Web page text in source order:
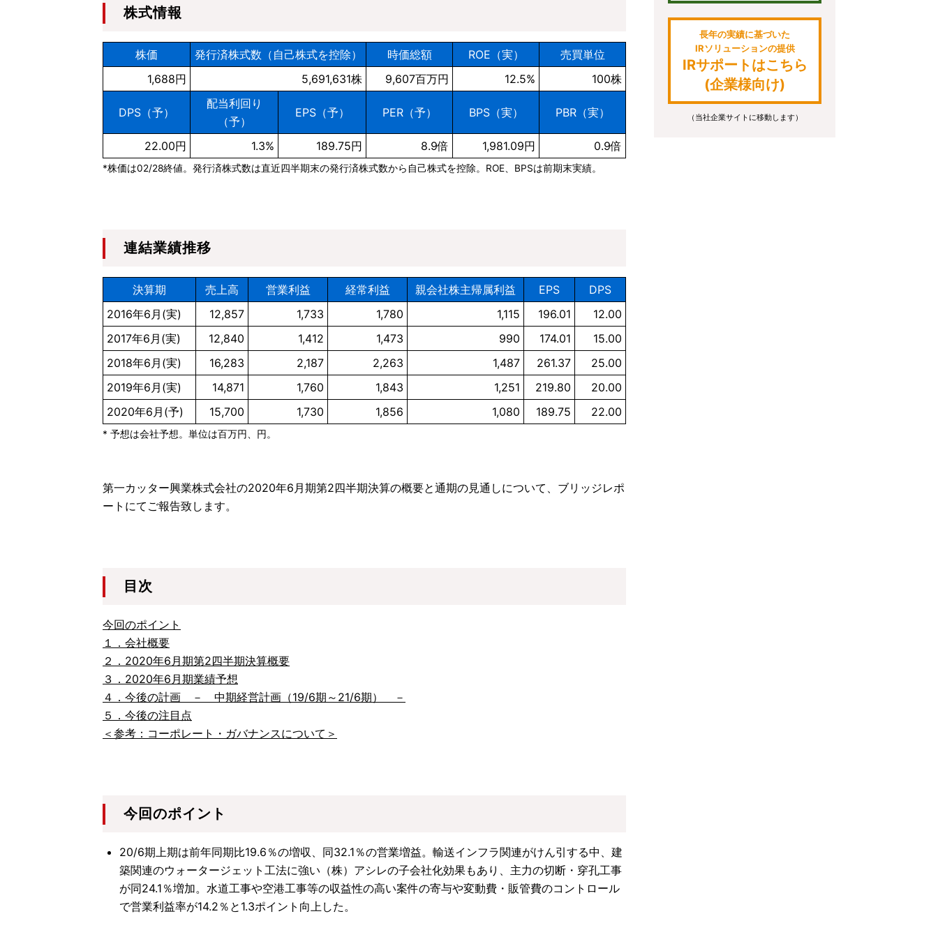
株式情報
株価 発行済株式数（自己株式を控除） 時価総額 ROE（実）
売買単位
1,688円
5,691,631株 9,607百万円 12.5% 100株
DPS（予）
配当利回り
（予）
EPS（予） PER（予） BPS（実） PBR（実）
22.00円 1.3% 189.75円 8.9倍 1,981.09円 0.9倍
*株価は02/28終値。発行済株式数は直近四半期末の発行済株式数から自己株式を控除。ROE、BPSは前期末実績。
連結業績推移
決算期 売上高 営業利益 経常利益 親会社株主帰属利益 EPS
DPS
2016年6月(実)
12,857 1,733 1,780 1,115 196.01
12.00
2017年6月(実)
12,840 1,412 1,473 990 174.01
15.00
2018年6月(実)
16,283 2,187 2,263 1,487 261.37
25.00
2019年6月(実)
14,871 1,760 1,843 1,251 219.80
20.00
2020年6月(予)
15,700 1,730 1,856 1,080 189.75 22.00
* 予想は会社予想。単位は百万円、円。
第一カッター興業株式会社の2020年6月期第2四半期決算の概要と通期の見通しについて、ブリッジレポ
ートにてご報告致します。
目次
今回のポイント
１．会社概要
２．2020年6月期第2四半期決算概要
３．2020年6月期業績予想
４．今後の計画 － 中期経営計画（19/6期～21/6期） －
５．今後の注目点
＜参考：コーポレート・ガバナンスについて＞
今回のポイント
20/6期上期は前年同期比19.6％の増収、同32.1％の営業増益。輸送インフラ関連がけん引する中、建
築関連のウォータージェット工法に強い（株）アシレの子会社化効果もあり、主力の切断・穿孔工事
が同24.1％増加。水道工事や空港工事等の収益性の高い案件の寄与や変動費・販管費のコントロール
で営業利益率が14.2％と1.3ポイント向上した。
長年の実績に基づいた
IRソリューションの提供
IRサポートはこちら
(企業様向け)
（当社企業サイトに移動します）